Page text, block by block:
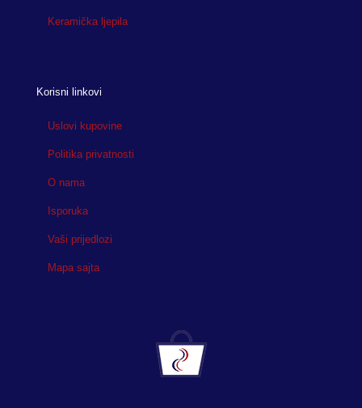
Keramička ljepila
Korisni linkovi
Uslovi kupovine
Politika privatnosti
O nama
Isporuka
Vaši prijedlozi
Mapa sajta